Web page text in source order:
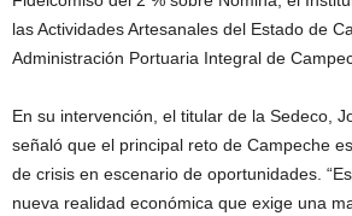
las Actividades Artesanales del Estado de
Administración Portuaria Integral de
En su intervención, el titular de la Sedeco,
señaló que el principal reto de Campeche
de crisis en escenario de oportunidades.
nueva realidad económica que exige una